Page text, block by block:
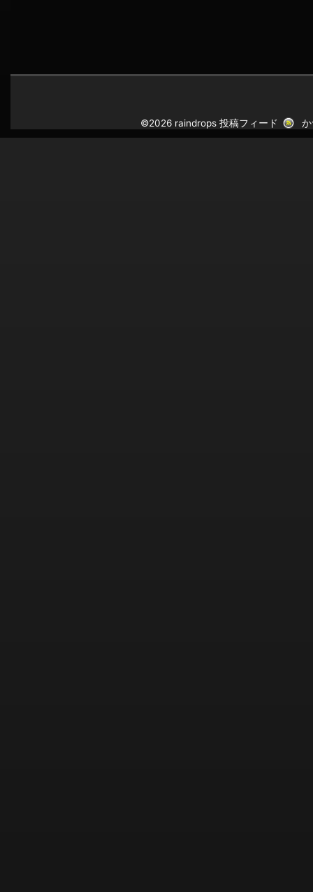
©2026 raindrops投稿フィード